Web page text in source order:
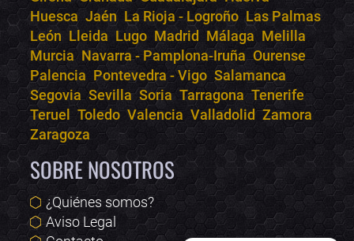
Huesca Jaén La Rioja - Logroño Las Palmas
León Lleida Lugo Madrid Málaga Melilla
Murcia Navarra - Pamplona-Iruña Ourense
Palencia Pontevedra - Vigo Salamanca
Segovia Sevilla Soria Tarragona Tenerife
Teruel
Toledo Valencia Valladolid Zamora
Zaragoza
SOBRE NOSOTROS
¿Quiénes somos?
Aviso Legal